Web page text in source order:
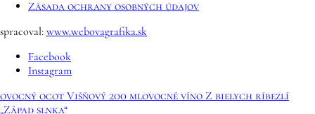
Zásada ochrany osobných údajov
spracoval: www.webovagrafika.sk
Facebook
Instagram
ovocný ocot Višňový 200 mlovocné víno Z bielych ríbezlí
„Západ slnka“